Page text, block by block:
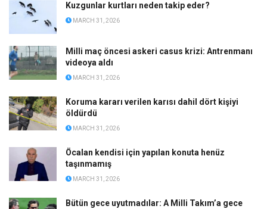
Kuzgunlar kurtları neden takip eder?
MARCH 31, 2026
Milli maç öncesi askeri casus krizi: Antrenmanı
videoya aldı
MARCH 31, 2026
Koruma kararı verilen karısı dahil dört kişiyi
öldürdü
MARCH 31, 2026
Öcalan kendisi için yapılan konuta henüz
taşınmamış
MARCH 31, 2026
Bütün gece uyutmadılar: A Milli Takım’a gece